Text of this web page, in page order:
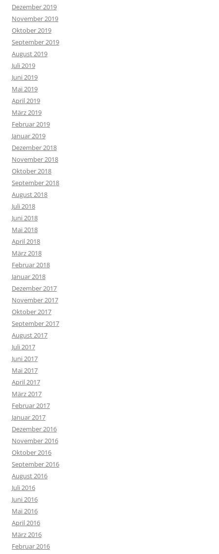
Dezember 2019
November 2019
Oktober 2019
September 2019
August 2019
Juli 2019
Juni 2019
Mai 2019
April 2019
März 2019
Februar 2019
Januar 2019
Dezember 2018
November 2018
Oktober 2018
September 2018
August 2018
Juli 2018
Juni 2018
Mai 2018
April 2018
März 2018
Februar 2018
Januar 2018
Dezember 2017
November 2017
Oktober 2017
September 2017
August 2017
Juli 2017
Juni 2017
Mai 2017
April 2017
März 2017
Februar 2017
Januar 2017
Dezember 2016
November 2016
Oktober 2016
September 2016
August 2016
Juli 2016
Juni 2016
Mai 2016
April 2016
März 2016
Februar 2016